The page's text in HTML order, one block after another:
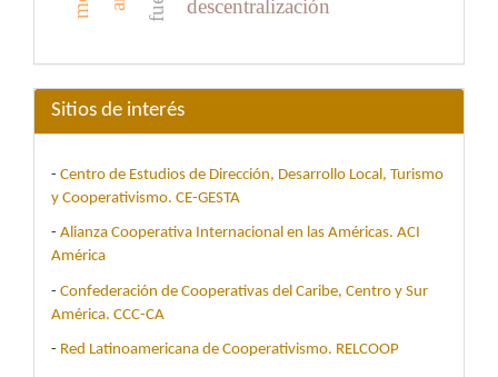
descentralización
Sitios de interés
- Centro de Estudios de Dirección, Desarrollo Local, Turismo
y Cooperativismo. CE-GESTA
- Alianza Cooperativa Internacional en las Américas. ACI
América
- Confederación de Cooperativas del Caribe, Centro y Sur
América. CCC-CA
- Red Latinoamericana de Cooperativismo. RELCOOP